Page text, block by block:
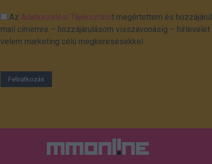
Az Adatkezelési Tájékoztatót megértettem és
mail címemre – hozzájárulásom visszavonásig –
velem marketing célú megkeresésekkel.